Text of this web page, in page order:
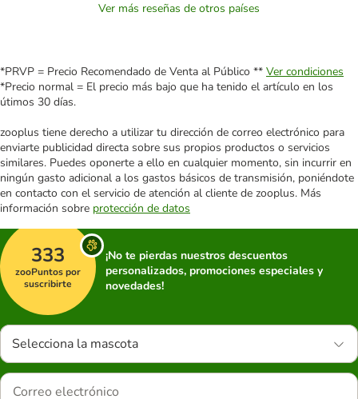
Ver más reseñas de otros países
*PRVP = Precio Recomendado de Venta al Público ** Ver condiciones
*Precio normal = El precio más bajo que ha tenido el artículo en los
útimos 30 días.
zooplus tiene derecho a utilizar tu dirección de correo electrónico para
enviarte publicidad directa sobre sus propios productos o servicios
similares. Puedes oponerte a ello en cualquier momento, sin incurrir en
ningún gasto adicional a los gastos básicos de transmisión, poniéndote
en contacto con el servicio de atención al cliente de zooplus. Más
información sobre protección de datos
333
zooPuntos por
suscribirte
¡No te pierdas nuestros descuentos
personalizados, promociones especiales y
novedades!
Selecciona la mascota